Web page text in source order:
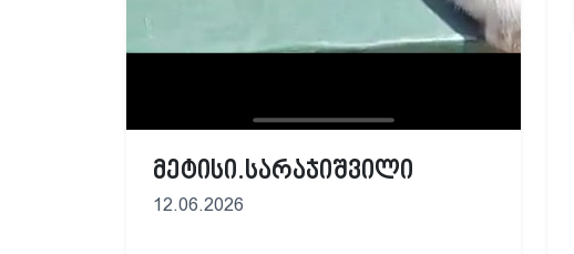
მეტისი.სარაჯიშვილი
12.06.2026